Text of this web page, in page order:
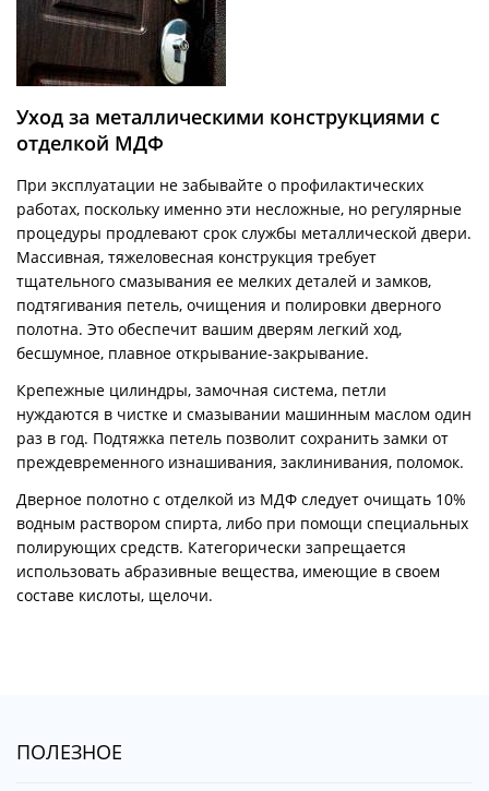
Уход за металлическими конструкциями с
отделкой МДФ
При эксплуатации не забывайте о профилактических
работах, поскольку именно эти несложные, но регулярные
процедуры продлевают срок службы металлической двери.
Массивная, тяжеловесная конструкция требует
тщательного смазывания ее мелких деталей и замков,
подтягивания петель, очищения и полировки дверного
полотна. Это обеспечит вашим дверям легкий ход,
бесшумное, плавное открывание-закрывание.
Крепежные цилиндры, замочная система, петли
нуждаются в чистке и смазывании машинным маслом один
раз в год. Подтяжка петель позволит сохранить замки от
преждевременного изнашивания, заклинивания, поломок.
Дверное полотно с отделкой из МДФ следует очищать 10%
водным раствором спирта, либо при помощи специальных
полирующих средств. Категорически запрещается
использовать абразивные вещества, имеющие в своем
составе кислоты, щелочи.
ПОЛЕЗНОЕ